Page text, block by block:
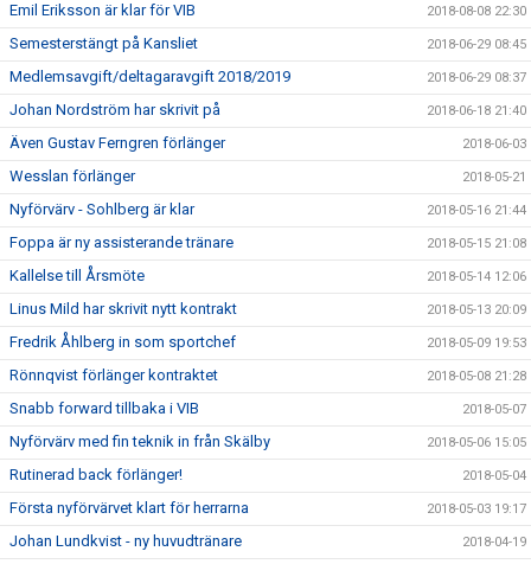
Emil Eriksson är klar för VIB 2018-08-08 22:30
Semesterstängt på Kansliet 2018-06-29 08:45
Medlemsavgift/deltagaravgift 2018/2019 2018-06-29 08:37
Johan Nordström har skrivit på 2018-06-18 21:40
Även Gustav Ferngren förlänger 2018-06-03
Wesslan förlänger 2018-05-21
Nyförvärv - Sohlberg är klar 2018-05-16 21:44
Foppa är ny assisterande tränare 2018-05-15 21:08
Kallelse till Årsmöte 2018-05-14 12:06
Linus Mild har skrivit nytt kontrakt 2018-05-13 20:09
Fredrik Åhlberg in som sportchef 2018-05-09 19:53
Rönnqvist förlänger kontraktet 2018-05-08 21:28
Snabb forward tillbaka i VIB 2018-05-07
Nyförvärv med fin teknik in från Skälby 2018-05-06 15:05
Rutinerad back förlänger! 2018-05-04
Första nyförvärvet klart för herrarna 2018-05-03 19:17
Johan Lundkvist - ny huvudtränare 2018-04-19